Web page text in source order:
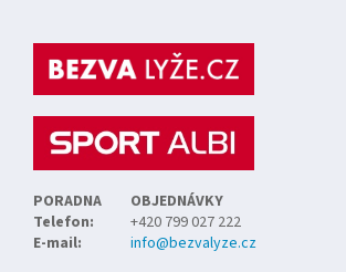
PORADNA
OBJEDNÁVKY
Telefon:
+420 799 027 222
E-mail:
info@bezvalyze.cz